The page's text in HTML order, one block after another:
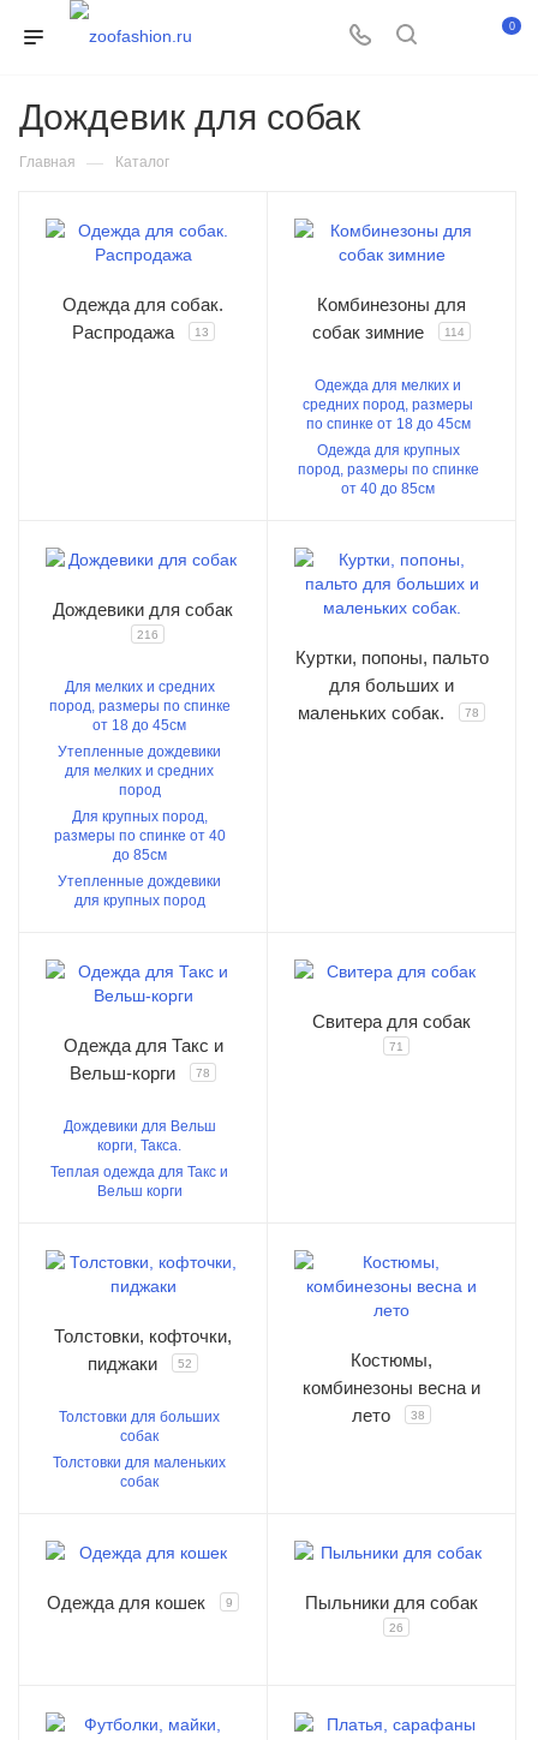
0
Дождевик для собак
Главная — Каталог
Одежда для собак.
Распродажа
13
Комбинезоны для
собак зимние
114
Одежда для мелких и
средних пород, размеры
по спинке от 18 до 45см
Одежда для крупных
пород, размеры по спинке
от 40 до 85см
Дождевики для собак
216
Для мелких и средних
пород, размеры по спинке
от 18 до 45см
Утепленные дождевики
для мелких и средних
пород
Для крупных пород,
размеры по спинке от 40
до 85см
Утепленные дождевики
для крупных пород
Куртки, попоны, пальто
для больших и
маленьких собак.
78
Одежда для Такс и
Вельш-корги
78
Дождевики для Вельш
корги, Такса.
Теплая одежда для Такс и
Вельш корги
Свитера для собак
71
Толстовки, кофточки,
пиджаки
52
Толстовки для больших
собак
Толстовки для маленьких
собак
Костюмы,
комбинезоны весна и
лето
38
Одежда для кошек 9 Пыльники для собак
26